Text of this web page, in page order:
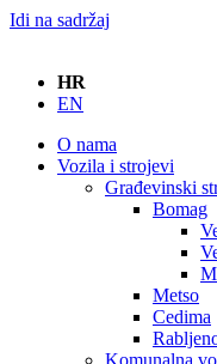
Idi na sadržaj
HR
EN
O nama
Vozila i strojevi
Građevinski
Bomag
Metso
Cedima
Komunalna